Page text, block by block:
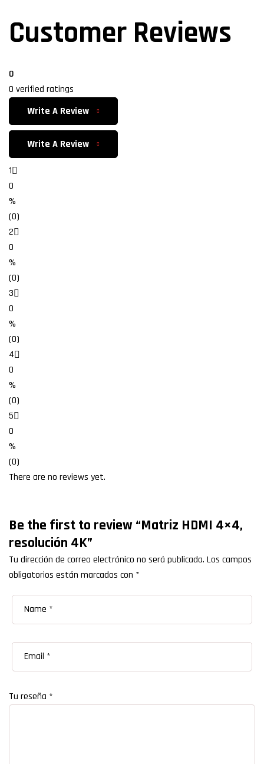
Customer Reviews
0
0 verified ratings
Write A Review
Write A Review
1
0
%
(0)
2
0
%
(0)
3
0
%
(0)
4
0
%
(0)
5
0
%
(0)
There are no reviews yet.
Be the first to review “Matriz HDMI 4×4,
resolución 4K”
Tu dirección de correo electrónico no será publicada. Los campos
obligatorios están marcados con *
Tu reseña *